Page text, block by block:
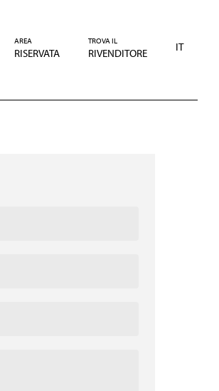
AREA
RISERVATA
TROVA IL
RIVENDITORE IT